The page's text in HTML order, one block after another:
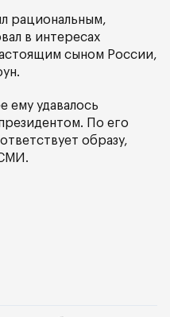
рациональным,
в интересах
сыном России,
ему удавалось
По его
образу,